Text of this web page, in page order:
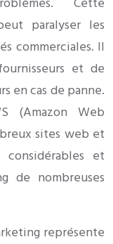
paralyser les
commerciales. Il
et de
en cas de panne.
(Amazon Web
sites web et
et
de nombreuses
représente